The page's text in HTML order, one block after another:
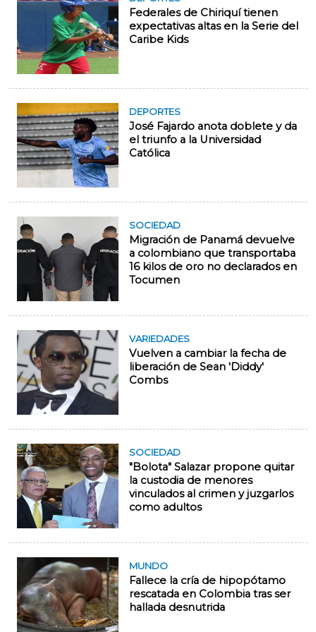
Federales de Chiriquí tienen
expectativas altas en la Serie del
Caribe Kids
DEPORTES
José Fajardo anota doblete y da
el triunfo a la Universidad
Católica
SOCIEDAD
Migración de Panamá devuelve
a colombiano que transportaba
16 kilos de oro no declarados en
Tocumen
VARIEDADES
Vuelven a cambiar la fecha de
liberación de Sean 'Diddy'
Combs
SOCIEDAD
"Bolota" Salazar propone quitar
la custodia de menores
vinculados al crimen y juzgarlos
como adultos
MUNDO
Fallece la cría de hipopótamo
rescatada en Colombia tras ser
hallada desnutrida